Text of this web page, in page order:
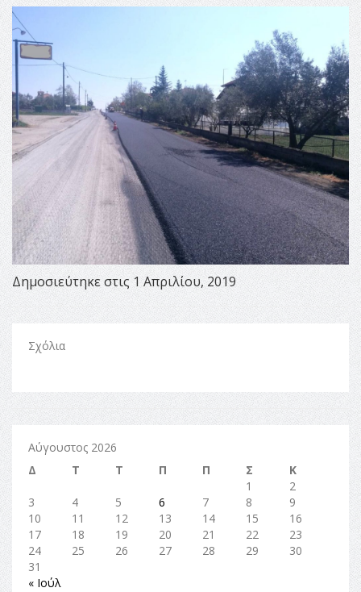
Δημοσιεύτηκε στις 1 Απριλίου, 2019
Σχόλια
Αύγουστος 2026
Δ
Τ Τ Π Π Σ
Κ
1
2
3
4 5 6 7 8
9
10
11 12 13 14 15
16
17
18 19 20 21 22
23
24
25 26 27 28 29
30
31
« Ιούλ